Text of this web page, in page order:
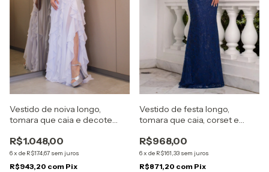
Vestido de noiva longo,
tomara que caia e decote
babados verticais na saia -
Branco
R$1.048,00
6x de R$174,67 sem juros
R$943,20 com Pix
Vestido de festa longo,
tomara que caia, corset e
R$968,00
6x de R$161,33 sem juros
R$871,20 com Pix